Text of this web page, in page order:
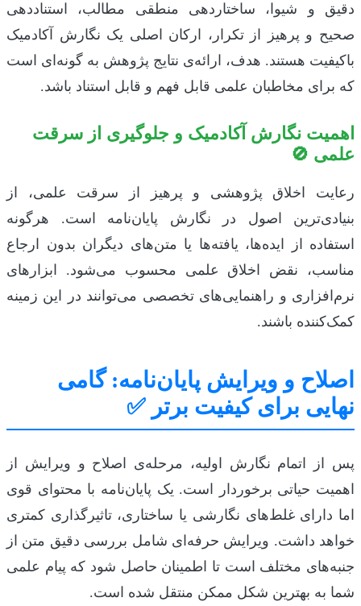
دقیق و شیوا، ساختاردهی منطقی مطالب، استناددهی
صحیح و پرهیز از تکرار، ارکان اصلی یک نگارش آکادمیک
باکیفیت هستند. هدف، ارائه‌ی نتایج پژوهش به گونه‌ای است
که برای مخاطبان علمی قابل فهم و قابل استناد باشد.
اهمیت نگارش آکادمیک و جلوگیری از سرقت
علمی 🚫
رعایت اخلاق پژوهشی و پرهیز از سرقت علمی، از
بنیادی‌ترین اصول در نگارش پایان‌نامه است. هرگونه
استفاده از ایده‌ها، یافته‌ها یا متن‌های دیگران بدون ارجاع
مناسب، نقض اخلاق علمی محسوب می‌شود. ابزارهای
نرم‌افزاری و راهنمایی‌های تخصصی می‌توانند در این زمینه
کمک‌کننده باشند.
اصلاح و ویرایش پایان‌نامه: گامی
نهایی برای کیفیت برتر ✅
پس از اتمام نگارش اولیه، مرحله‌ی اصلاح و ویرایش از
اهمیت حیاتی برخوردار است. یک پایان‌نامه با محتوای قوی
اما دارای غلط‌های نگارشی یا ساختاری، تاثیرگذاری کمتری
خواهد داشت. ویرایش حرفه‌ای شامل بررسی دقیق متن از
جنبه‌های مختلف است تا اطمینان حاصل شود که پیام علمی
شما به بهترین شکل ممکن منتقل شده است.